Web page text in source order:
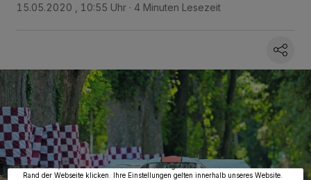
15.05.2020 , 10:55 Uhr 4 Minuten Lesezeit
Wir und unsere 218-Partner speichern und greifen auf personenbezogene Daten
wie Browserdaten oder eindeutige Kennungen auf Ihrem Gerät zu. Durch Auswahl
von OK aktivieren Sie Tracking-Technologien für die unter „Wir und unsere
Partner verarbeiten Daten, um Ihnen Dienste bereitzustellen“ aufgeführten
Zwecke. Wenn Tracker deaktiviert sind, sind manche Inhalte und Anzeigen
möglicherweise nicht mehr so relevant für Sie. Sie können dieses Menü jederzeit
wieder aufrufen, um Ihre Einstellungen zu ändern oder Ihre Einwilligung zu
widerrufen, indem Sie auf den Link Einstellungen oder Ablehnen am unteren
Rand der Webseite klicken. Ihre Einstellungen gelten innerhalb unseres Website.